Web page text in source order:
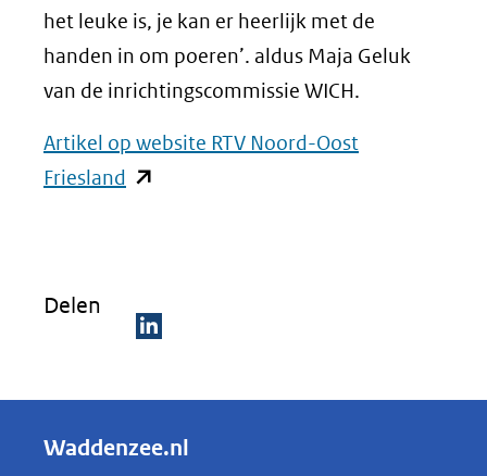
het leuke is, je kan er heerlijk met de
handen in om poeren’. aldus Maja Geluk
van de inrichtingscommissie WICH.
Artikel op website RTV Noord-Oost
Friesland (opent
(verwijst
website)
Delen
e
e
Waddenzee.nl